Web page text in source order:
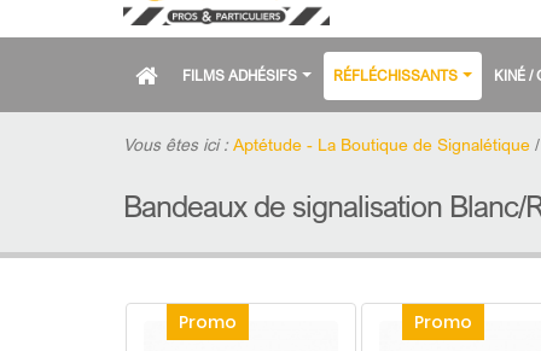
FILMS ADHÉSIFS RÉFLÉCHISSANTS KINÉ /
Vous êtes ici : Aptétude - La Boutique de Signalétique /
Bandeaux de signalisation Blanc/